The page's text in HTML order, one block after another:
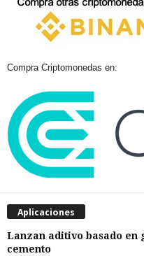
Compra Criptomonedas en:
Aplicaciones
Lanzan aditivo basado
cemento